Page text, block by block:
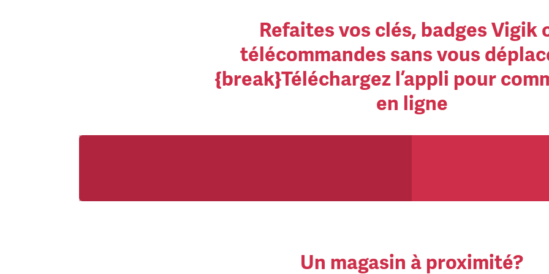
Refaites vos clés, badges Vigik
télécommandes sans vous
{break}Téléchargez l’appli pour
en ligne
Un magasin à proximité?